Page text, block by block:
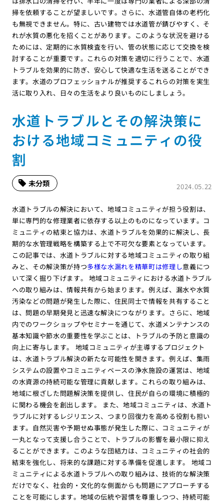
掃を依頼することが望ましいです。さらに、水道管自体の老朽化
も無視できません。特に、古い建物では水道管が錆びやすく、そ
れが水質の悪化を招くことがあります。このような状況を避ける
ためには、定期的に水質検査を行い、管の状態に応じて交換を検
討することが重要です。これらの対策を適切に行うことで、水道
トラブルを効果的に防ぎ、安心して快適な生活を送ることができ
ます。水道のプロフェッショナルが推奨するこれらの対策を実生
活に取り入れ、日々の生活をより良いものにしましょう。
水道トラブルとその解決策に
おける地域コミュニティの役
割
2024.05.22
未分類
水道トラブルの解決において、地域コミュニティが担う役割は、
単に専門的な修理業者に依存する以上のものになっています。コ
ミュニティの結束と協力は、水道トラブルを効果的に解決し、長
期的な水管理戦略を構築する上で不可欠な要素となっています。
この記事では、水道トラブルに対する地域コミュニティの取り組
みと、その解決策が持つ多様な水漏れを精華町は修理し意義につ
いて深く掘り下げます。 地域コミュニティにおける水道トラブル
への取り組みは、情報共有から始まります。例えば、漏水や水質
汚染などの問題が発生した際に、住民同士で情報を共有すること
は、問題の早期発見と迅速な解決につながります。さらに、地域
内でのワークショップやセミナーを通じて、水道メンテナンスの
基本知識や節水の重要性を学ぶことは、トラブルの予防と意識の
向上に寄与します。 地域コミュニティが主導するプロジェクト
は、水道トラブル解決の新たな可能性を開きます。例えば、集雨
システムの設置やコミュニティベースの浄水施設の運営は、地域
の水資源の持続可能な管理に貢献します。これらの取り組みは、
地域に根ざした問題解決策を提供し、住民が自らの環境に積極的
に関わる機会を創出します。 また、地域コミュニティは、水道ト
ラブルに対するレジリエンス、つまり回復力を高める役割も担い
ます。自然災害や予期せぬ事態が発生した際に、コミュニティが
一丸となって支援し合うことで、トラブルの影響を最小限に抑え
ることができます。このような団結力は、コミュニティの社会的
結束を強化し、将来的な課題に対する準備を促進します。 地域コ
ミュニティによる水道トラブルへの取り組みは、技術的な解決策
だけでなく、社会的・文化的な側面からも問題にアプローチする
ことを可能にします。地域の伝統や習慣を尊重しつつ、持続可能